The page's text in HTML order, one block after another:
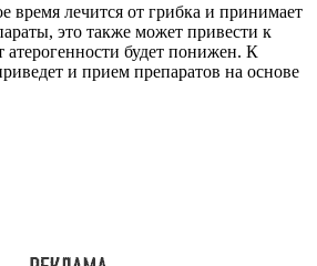
время лечится от грибка и принимает
это также может привести к
атерогенности будет понижен. К
и прием препаратов на основе